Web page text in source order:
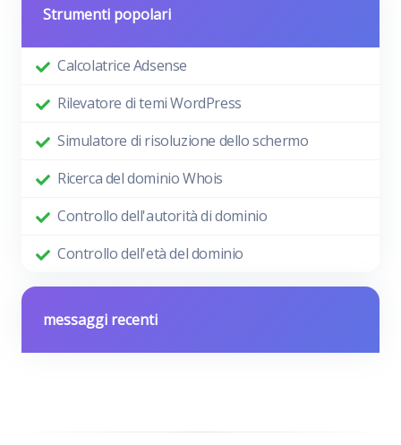
Strumenti popolari
Calcolatrice Adsense
Rilevatore di temi WordPress
Simulatore di risoluzione dello schermo
Ricerca del dominio Whois
Controllo dell'autorità di dominio
Controllo dell'età del dominio
messaggi recenti